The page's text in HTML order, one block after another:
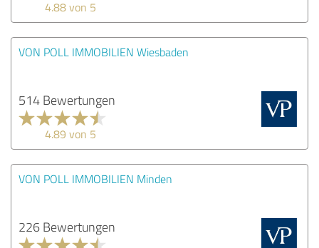
4.88 von 5
VON POLL IMMOBILIEN Wiesbaden
514 Bewertungen
4.89 von 5
VON POLL IMMOBILIEN Minden
226 Bewertungen